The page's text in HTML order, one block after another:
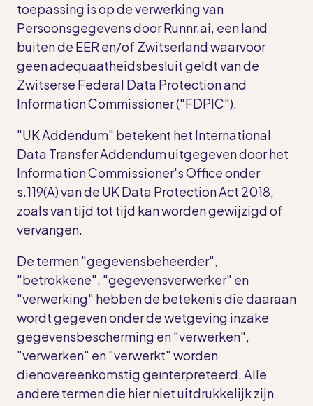
toepassing is op de verwerking van
Persoonsgegevens door Runnr.ai, een land
buiten de EER en/of Zwitserland waarvoor
geen adequaatheidsbesluit geldt van de
Zwitserse Federal Data Protection and
Information Commissioner ("FDPIC").
"UK Addendum" betekent het International
Data Transfer Addendum uitgegeven door het
Information Commissioner's Office onder
s.119(A) van de UK Data Protection Act 2018,
zoals van tijd tot tijd kan worden gewijzigd of
vervangen.
De termen "gegevensbeheerder",
"betrokkene", "gegevensverwerker" en
"verwerking" hebben de betekenis die daaraan
wordt gegeven onder de wetgeving inzake
gegevensbescherming en "verwerken",
"verwerken" en "verwerkt" worden
dienovereenkomstig geïnterpreteerd. Alle
andere termen die hier niet uitdrukkelijk zijn